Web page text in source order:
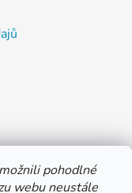
pohodlné
webu neustále